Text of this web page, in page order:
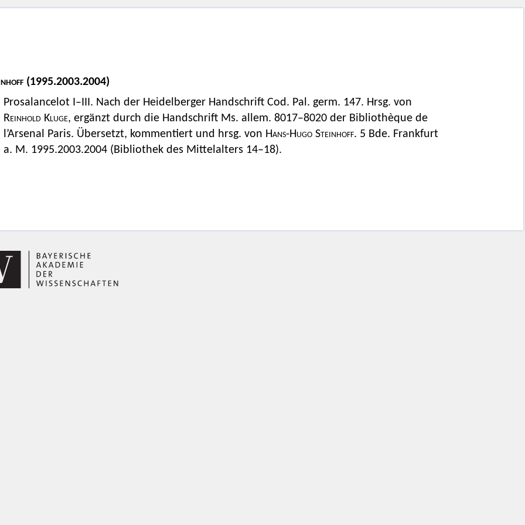
(1995.2003.2004)
Prosalancelot I–III. Nach der Heidelberger Handschrift Cod. Pal. germ. 147. Hrsg. von
Reinhold Kluge, ergänzt durch die Handschrift Ms. allem. 8017–8020 der Bibliothèque de
l’Arsenal Paris. Übersetzt, kommentiert und hrsg. von Hans-Hugo Steinhoff. 5 Bde. Frankfurt
a. M. 1995.2003.2004 (Bibliothek des Mittelalters 14–18).